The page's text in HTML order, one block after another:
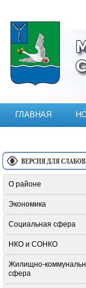
ГЛАВНАЯ
О районе
Экономика
Социальная сфера
НКО и СОНКО
Жилищно-
сфера